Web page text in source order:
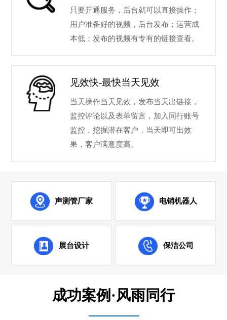
只要开通服务，后台就可以直接操作；
用户准备好的视频，后台发布；运营成
本低；发布的视频有专有的链接查看。
见效快-最快当天见效
当天操作当天见效，发布当天出链接，
监控评论以及表单留言，加入同行账号
监控，挖掘潜在客户，当天即可出效
果，客户满意度高。
声测管厂家 电销机器人
展台设计 保洁公司
成功案例·风雨同行